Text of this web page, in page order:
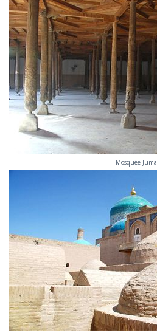
Mosquée Juma